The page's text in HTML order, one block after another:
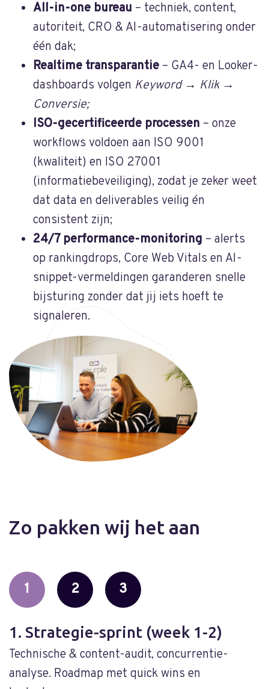
All-in-one bureau – techniek, content,
autoriteit, CRO & AI-automatisering onder
één dak;
Realtime transparantie – GA4- en Looker-
dashboards volgen Keyword → Klik →
Conversie;
ISO-gecertificeerde processen – onze
workflows voldoen aan ISO 9001
(kwaliteit) en ISO 27001
(informatiebeveiliging), zodat je zeker weet
dat data en deliverables veilig én
consistent zijn;
24/7 performance-monitoring – alerts
op ranking­drops, Core Web Vitals en AI-
snippet-vermeldingen garanderen snelle
bijsturing zonder dat jij iets hoeft te
signaleren.
Zo pakken wij het aan
1. Strategie-sprint (week 1-2)
Technische & content-audit, concurrentie-
analyse. Roadmap met quick wins en
1 2 3